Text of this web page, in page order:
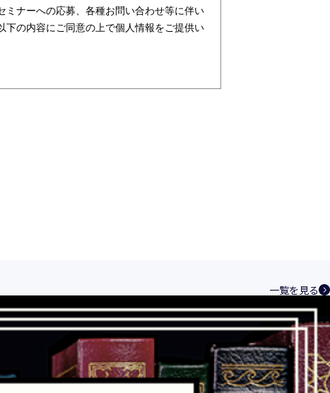
ナーへの応募、各種お問い合わせ等に伴い
下の内容にご同意の上で個人情報をご提供い
援・育成等、クリエイティブ領域で独創的
っており、お客様、お取引先関係者の個人
の継続的改善に、全社を挙げて取り組むこ
、特定された利用目的の達成に必要な範囲
範を遵守致します。
理的な安全対策を講じて防止する規程、体
速やかに是正措置を講じます。
一覧を見る